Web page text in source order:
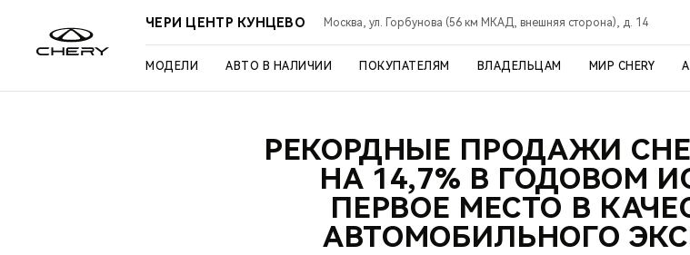
ЧЕРИ ЦЕНТР КУНЦЕВО Москва, ул. Горбунова (56 км МКАД, внешняя сторона), д. 14
МОДЕЛИ АВТО В НАЛИЧИИ ПОКУПАТЕЛЯМ ВЛАДЕЛЬЦАМ МИР CHERY
РЕКОРДНЫЕ ПРОДАЖИ
НА 14,7% В ГОДОВОМ
ПЕРВОЕ МЕСТО В
АВТОМОБИЛЬНОГО